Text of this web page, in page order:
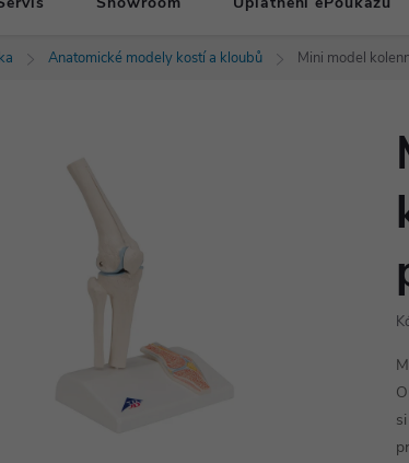
Anatomické modely kostí a kloubů Mini model